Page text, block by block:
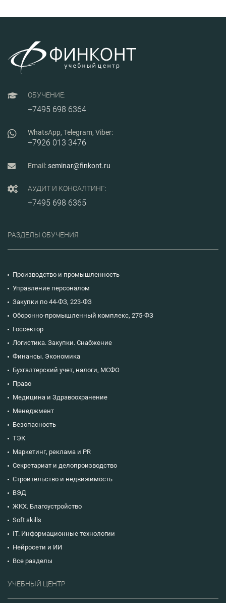
ОБУЧЕНИЕ:
+7495 698 6364
WhatsApp, Telegram, Viber:
+7926 013 3476
Email:seminar@finkont.ru
АУДИТ И КОНСАЛТИНГ:
+7495 698 6365
РАЗДЕЛЫ ОБУЧЕНИЯ
Производство и промышленность
Управление персоналом
Закупки по 44-ФЗ, 223-ФЗ
Оборонно-промышленный комплекс, 275-ФЗ
Госсектор
Логистика. Закупки. Снабжение
Финансы. Экономика
Бухгалтерский учет, налоги, МСФО
Право
Медицина и Здравоохранение
Менеджмент
Безопасность
ТЭК
Маркетинг, реклама и PR
Секретариат и делопроизводство
Строительство и недвижимость
ВЭД
ЖКХ. Благоустройство
Soft skills
IT. Информационные технологии
Нейросети и ИИ
Все разделы
УЧЕБНЫЙ ЦЕНТР